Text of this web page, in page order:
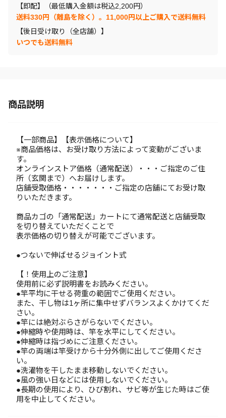
【即配】（最低購入金額は税込2,200円）
送料330円（離島を除く）。11,000円以上ご購入で送料無料
【後日受け取り（全店舗）】
いつでも送料無料
商品説明
【一部商品】【表示価格について】
※商品価格は、お受け取り方法によって変動がございま
す。
オンラインストア価格（通常配送）・・・ご指定のご住
所（玄関まで）へお届けします。
店舗受取価格・・・・・・・ご指定の店舗にてお受け取
りいただきます。
商品カゴの「通常配送」カートにて通常配送と店舗受取
を切り替えていただくことで
表示価格の切り替えが可能でございます。
●つないで伸ばせるジョイント式
【！使用上のご注意】
使用前に必ず説明書をお読みください。
●竿平均に干せる荷重の範囲でご使用ください。
また、干し物は1ヶ所に集中せずバランスよくかけてくだ
さい。
●竿には絶対ぶらさがらないでください。
●伸縮時や使用時は、竿を水平にしてください。
●伸縮時は指づめにご注意ください。
●竿の両端は竿受けから十分外側に出してご使用くださ
い。
●洗濯物を干したまま移動しないでください。
●風の強い日などには使用しないでください。
●長期の使用により、ひび割れ、サビ等が生じた時はご使
用を中止してください。